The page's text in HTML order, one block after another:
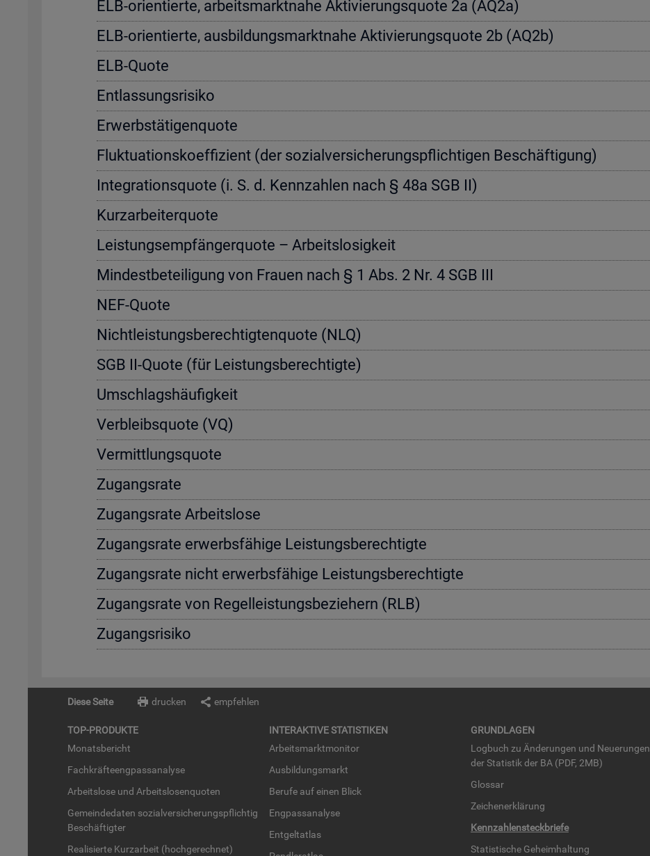
ELB-ori­en­tier­te, ar­beits­markt­na­he Ak­ti­vie­rungs­quo­te 2a (AQ2a)
ELB-ori­en­tier­te, aus­bil­dungs­markt­na­he Ak­ti­vie­rungs­quo­te 2b (AQ2b)
ELB-Quote
Ent­las­sungs­ri­si­ko
Er­werbs­tä­ti­gen­quo­te
Fluk­tua­ti­ons­ko­ef­fi­zi­ent (der so­zi­al­ver­si­che­rungs­pflich­ti­gen Be­schäf­ti­gung)
In­te­gra­ti­ons­quo­te (i. S. d. Kenn­zah­len nach § 48a SGB II)
Kurz­ar­bei­ter­quo­te
Leis­tungs­emp­fän­ger­quo­te – Ar­beits­lo­sig­keit
Min­dest­be­tei­li­gung von Frau­en nach § 1 Abs. 2 Nr. 4 SGB III
NEF-Quote
Nicht­leis­tungs­be­rech­tig­ten­quo­te (NLQ)
SGB II-Quote (für Leis­tungs­be­rech­tig­te)
Um­schlags­häu­fig­keit
Ver­bleibs­quo­te (VQ)
Ver­mitt­lungs­quo­te
Zu­gangs­ra­te
Zu­gangs­ra­te Ar­beits­lo­se
Zu­gangs­ra­te er­werbs­fä­hi­ge Leis­tungs­be­rech­tig­te
Zu­gangs­ra­te nicht er­werbs­fä­hi­ge Leis­tungs­be­rech­tig­te
Zu­gangs­ra­te von Re­gel­leis­tungs­be­zie­hern (RLB)
Zu­gangs­ri­si­ko
Diese Seite drucken empfehlen
TOP-PRO­DUK­TE
Mo­nats­be­richt
Fach­kräf­te­eng­pass­ana­ly­se
Ar­beits­lo­se und Ar­beits­lo­sen­quo­ten
Ge­mein­de­da­ten so­zi­al­ver­si­che­rungs­pflich­tig
Be­schäf­tig­ter
Rea­li­sier­te Kurz­ar­beit (hoch­ge­rech­net)
IN­TER­AK­TI­VE STA­TIS­TI­KEN
Ar­beits­markt­mo­ni­tor
Aus­bil­dungs­markt
Be­ru­fe auf einen Blick
Eng­pass­ana­ly­se
Ent­gel­t­at­las
GRUND­LA­GEN
Log­buch zu Än­de­run­gen und Neue­run­gen
der Sta­tis­tik der BA (PDF, 2MB)
Glos­sar
Zei­chen­er­klä­rung
Kenn­zah­len­steck­brie­fe
Sta­tis­ti­sche Ge­heim­hal­tung